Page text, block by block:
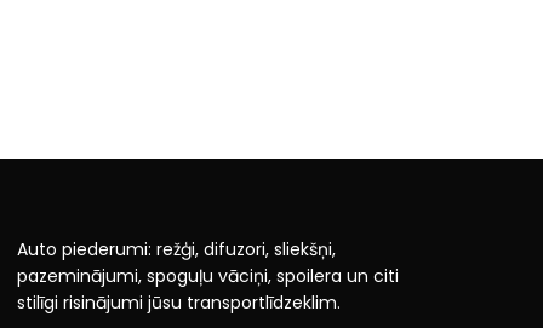
Auto piederumi: režģi, difuzori, sliekšņi,
pazeminājumi, spoguļu vāciņi, spoilera un citi
stilīgi risinājumi jūsu transportlīdzeklim.